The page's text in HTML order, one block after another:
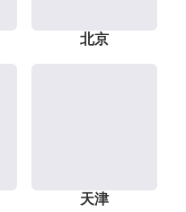
北京
天津